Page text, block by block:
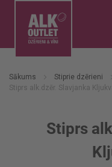
Sākums Stiprie dzērieni
Stiprs alk.dzēr. Slavjanka
Stiprs